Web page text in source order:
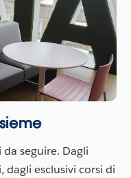
seguire. Dagli
esclusivi corsi di